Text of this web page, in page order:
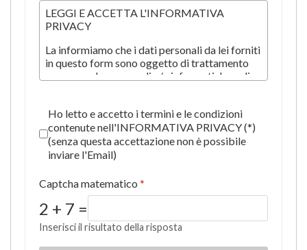
LEGGI E ACCETTA L'INFORMATIVA
PRIVACY
La informiamo che i dati personali da lei forniti
in questo form sono oggetto di trattamento
con procedure manuali e/o informatiche agli
Per finalità istituzionali connesse o
strumentali alla nostra attività e in
particolare per dare esecuzione a servizi
e ad una o più operazioni
contrattualmente convenute.
Per eseguire in generale obblighi di legge
e per esigenze di tipo operativo e
gestionale internet.
Per queste finalità, il Cliente dà il proprio
Accettazione Informativa privacy
Ho letto e accetto i termini e le condizioni
contenute nell'INFORMATIVA PRIVACY (*)
(senza questa accettazione non è possibile
inviare l'Email)
Captcha matematico *
2 + 7 =
Inserisci il risultato della risposta